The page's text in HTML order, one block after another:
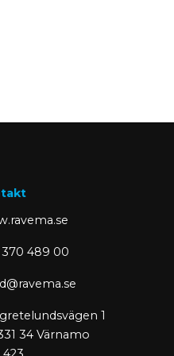
370 489 00
1
34 Värnamo